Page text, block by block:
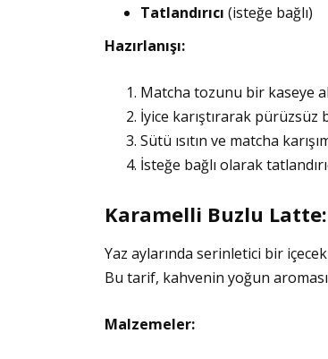
Tatlandırıcı (isteğe bağlı)
Hazırlanışı:
Matcha tozunu bir kaseye
İyice karıştırarak pürüzsüz
Sütü ısıtın ve matcha
İsteğe bağlı olarak
Karamelli Buzlu Latte:
Yaz aylarında serinletici bir
Bu tarif, kahvenin yoğun
Malzemeler: